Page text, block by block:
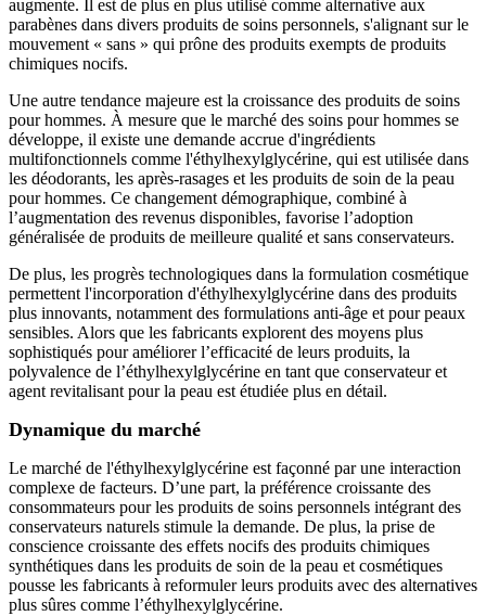
augmente. Il est de plus en plus utilisé comme alternative aux
parabènes dans divers produits de soins personnels, s'alignant sur le
mouvement « sans » qui prône des produits exempts de produits
chimiques nocifs.
Une autre tendance majeure est la croissance des produits de soins
pour hommes. À mesure que le marché des soins pour hommes se
développe, il existe une demande accrue d'ingrédients
multifonctionnels comme l'éthylhexylglycérine, qui est utilisée dans
les déodorants, les après-rasages et les produits de soin de la peau
pour hommes. Ce changement démographique, combiné à
l’augmentation des revenus disponibles, favorise l’adoption
généralisée de produits de meilleure qualité et sans conservateurs.
De plus, les progrès technologiques dans la formulation cosmétique
permettent l'incorporation d'éthylhexylglycérine dans des produits
plus innovants, notamment des formulations anti-âge et pour peaux
sensibles. Alors que les fabricants explorent des moyens plus
sophistiqués pour améliorer l’efficacité de leurs produits, la
polyvalence de l’éthylhexylglycérine en tant que conservateur et
agent revitalisant pour la peau est étudiée plus en détail.
Dynamique du marché
Le marché de l'éthylhexylglycérine est façonné par une interaction
complexe de facteurs. D’une part, la préférence croissante des
consommateurs pour les produits de soins personnels intégrant des
conservateurs naturels stimule la demande. De plus, la prise de
conscience croissante des effets nocifs des produits chimiques
synthétiques dans les produits de soin de la peau et cosmétiques
pousse les fabricants à reformuler leurs produits avec des alternatives
plus sûres comme l’éthylhexylglycérine.